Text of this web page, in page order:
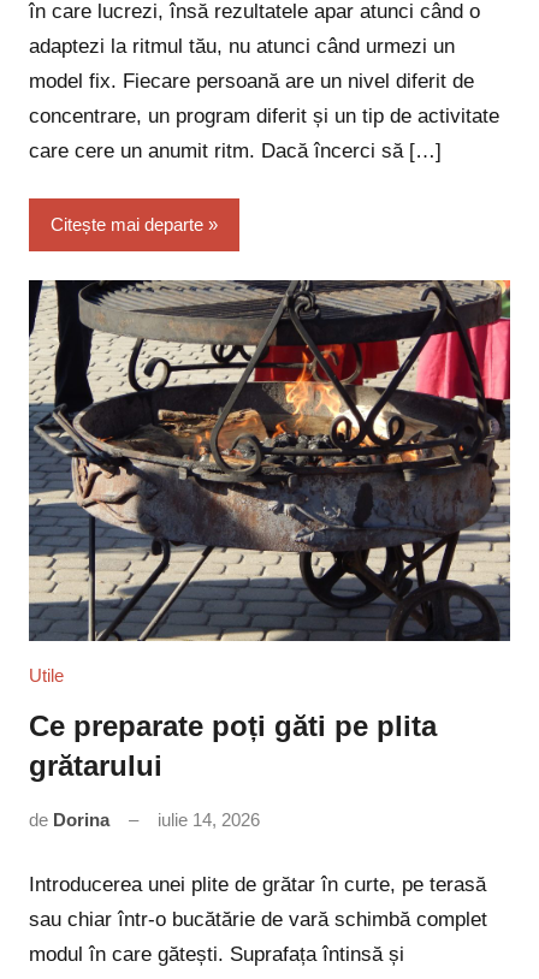
în care lucrezi, însă rezultatele apar atunci când o
adaptezi la ritmul tău, nu atunci când urmezi un
model fix. Fiecare persoană are un nivel diferit de
concentrare, un program diferit și un tip de activitate
care cere un anumit ritm. Dacă încerci să […]
Citește mai departe
Utile
Ce preparate poți găti pe plita
grătarului
de Dorina iulie 14, 2026
Introducerea unei plite de grătar în curte, pe terasă
sau chiar într-o bucătărie de vară schimbă complet
modul în care gătești. Suprafața întinsă și